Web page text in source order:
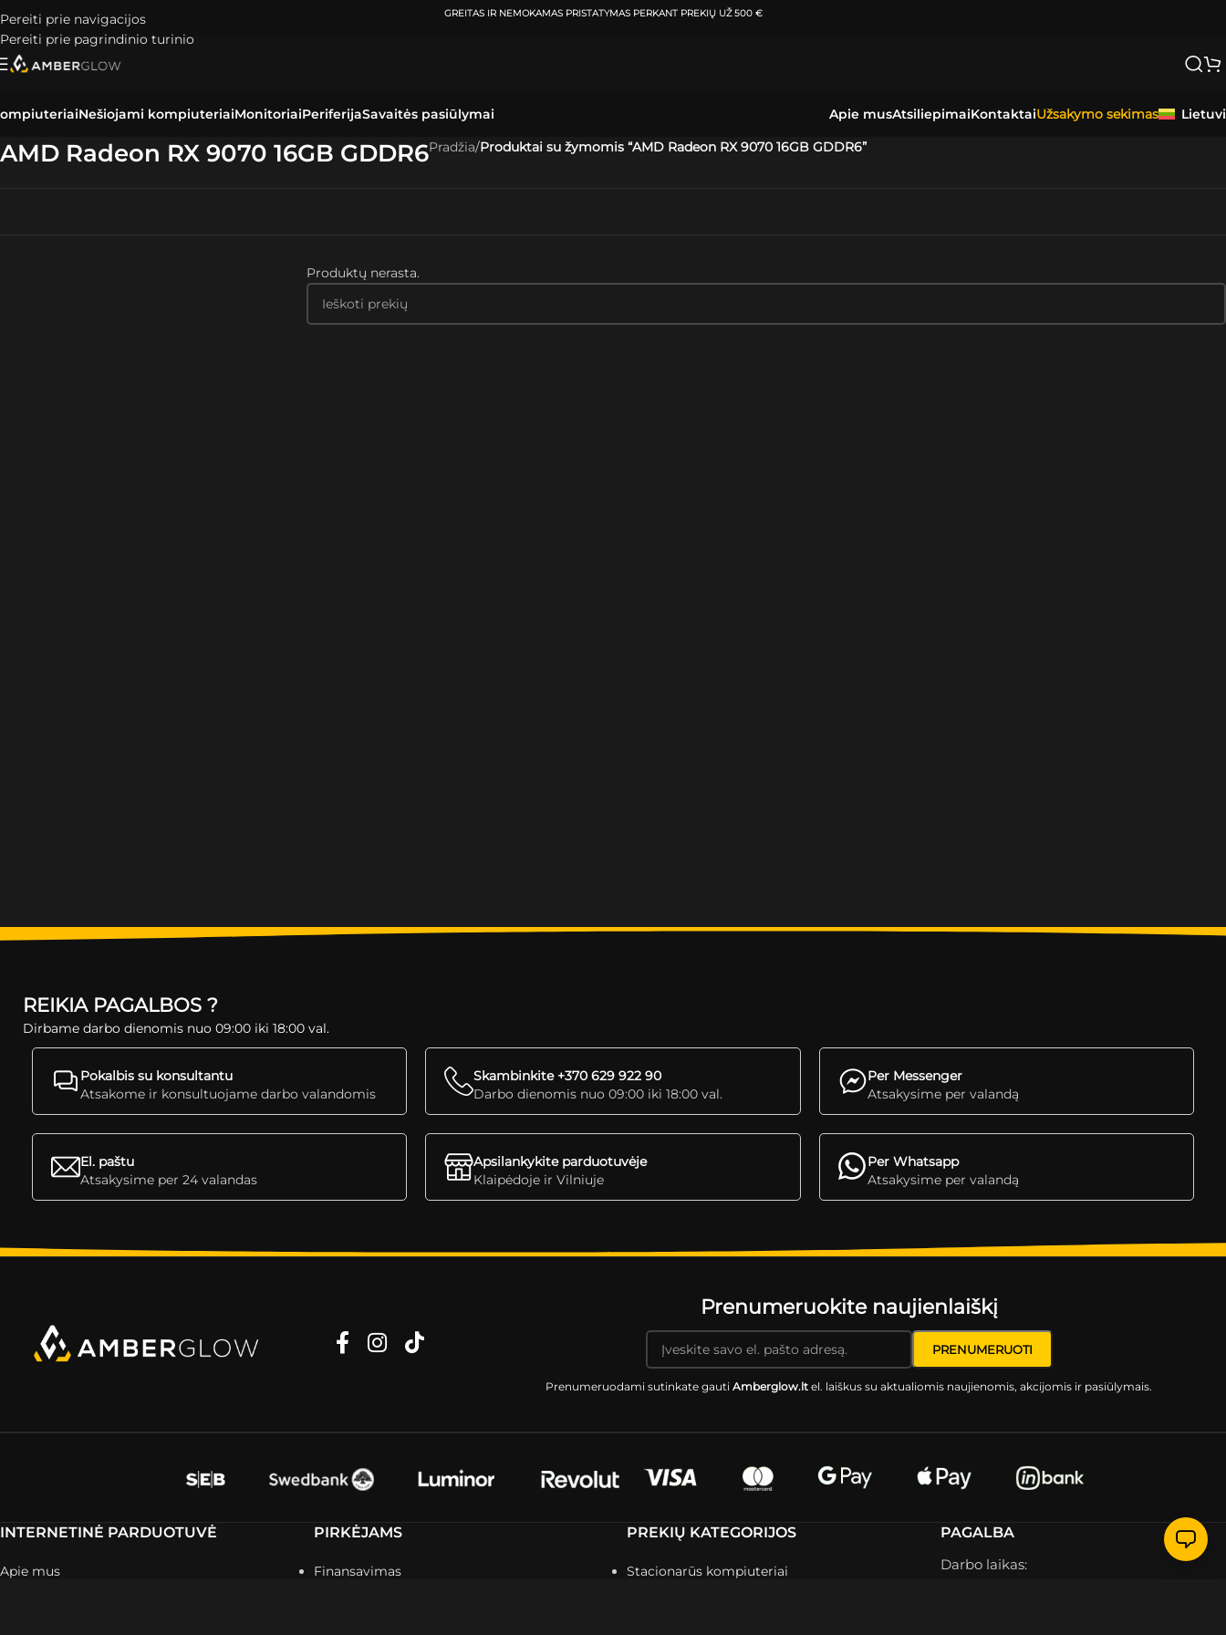
Pereiti prie navigacijos
Pereiti prie pagrindinio turinio
GREITAS IR NEMOKAMAS PRISTATYMAS PERKANT PREKIŲ UŽ 500 €
Nešiojami kompiuteriaiMonitoriaiPeriferijaSavaitės pasiūlymai Apie musAtsiliepimaiKontaktaiUžsakymo sekimas
AMD Radeon RX 9070 16GB GDDR6Pradžia/Produktai su žymomis “AMD Radeon RX 9070 16GB GDDR6”
Produktų nerasta.
REIKIA PAGALBOS ?
Dirbame darbo dienomis nuo 09:00 iki 18:00 val.
Pokalbis su konsultantu
Atsakome ir konsultuojame darbo valandomis
Skambinkite +370 629 922 90
Darbo dienomis nuo 09:00 iki 18:00 val.
Per Messenger
Atsakysime per valandą
El. paštu
Atsakysime per 24 valandas
Apsilankykite parduotuvėje
Klaipėdoje ir Vilniuje
Per Whatsapp
Atsakysime per valandą
Prenumeruokite naujienlaiškį
Prenumeruodami sutinkate gautiAmberglow.lt el. laiškus su aktualiomis naujienomis, akcijomis ir pasiūlymais.
INTERNETINĖ PARDUOTUVĖ
Apie mus
PIRKĖJAMS
Finansavimas
PREKIŲ KATEGORIJOS
Stacionarūs kompiuteriai
PAGALBA
Darbo laikas: